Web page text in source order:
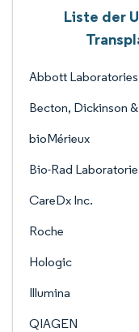
Liste der
Abbott Laboratories
Becton, Dickinson
bioMérieux
Bio-Rad
CareDx Inc.
Roche
Hologic
Illumina
QIAGEN